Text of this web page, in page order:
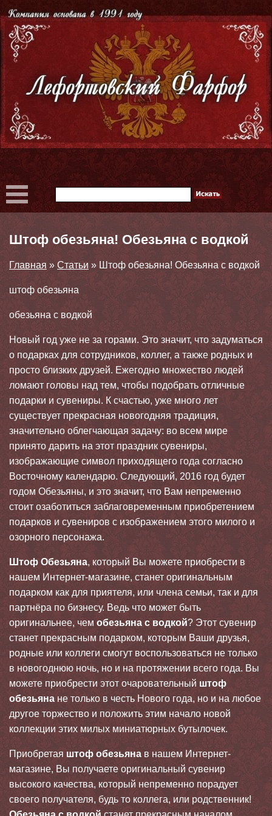
Штоф обезьяна! Обезьяна с водкой
Главная » Статьи » Штоф обезьяна! Обезьяна с водкой
штоф обезьяна
обезьяна с водкой
Новый год уже не за горами. Это значит, что задуматься
о подарках для сотрудников, коллег, а также родных и
просто близких друзей. Ежегодно множество людей
ломают головы над тем, чтобы подобрать отличные
подарки и сувениры. К счастью, уже много лет
существует прекрасная новогодняя традиция,
значительно облегчающая задачу: во всем мире
принято дарить на этот праздник сувениры,
изображающие символ приходящего года согласно
Восточному календарю. Следующий, 2016 год будет
годом Обезьяны, и это значит, что Вам непременно
стоит озаботиться заблаговременным приобретением
подарков и сувениров с изображением этого милого и
озорного персонажа.
Штоф Обезьяна, который Вы можете приобрести в
нашем Интернет-магазине, станет оригинальным
подарком как для приятеля, или члена семьи, так и для
партнёра по бизнесу. Ведь что может быть
оригинальнее, чем обезьяна с водкой? Этот сувенир
станет прекрасным подарком, которым Ваши друзья,
родные или коллеги смогут воспользоваться не только
в новогоднюю ночь, но и на протяжении всего года. Вы
можете приобрести этот очаровательный штоф
обезьяна не только в честь Нового года, но и на любое
другое торжество и положить этим начало новой
коллекции этих милых миниатюрных бутылочек.
Приобретая штоф обезьяна в нашем Интернет-
магазине, Вы получаете оригинальный сувенир
высокого качества, который непременно порадует
своего получателя, будь то коллега, или родственник!